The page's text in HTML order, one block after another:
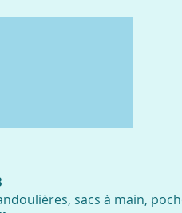
sacs à main,